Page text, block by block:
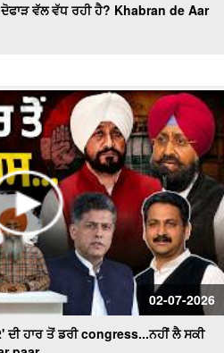
ਵੱਲ ਵੱਧ ਰਹੀ ਹੈ? Khabran de Aar
02-07-2026
ਹਾਰ ਤੋਂ ਡਰੀ congress...ਨਹੀਂ ਲੈ ਸਕੀ